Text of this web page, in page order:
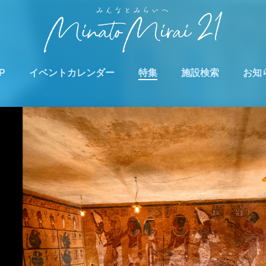
イベントカレンダー 特集 施設検索 お知